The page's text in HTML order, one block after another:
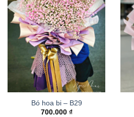
Bó hoa bi – B29
700.000 ₫